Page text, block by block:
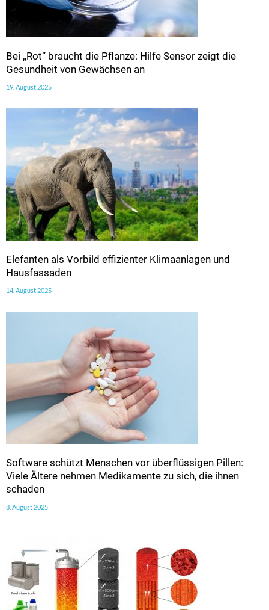
Bei „Rot“ braucht die Pflanze: Hilfe Sensor zeigt die
Gesundheit von Gewächsen an
19. August 2025
Elefanten als Vorbild effizienter Klimaanlagen und
Hausfassaden
14. August 2025
Software schützt Menschen vor überflüssigen Pillen:
Viele Ältere nehmen Medikamente zu sich, die ihnen
schaden
8. August 2025